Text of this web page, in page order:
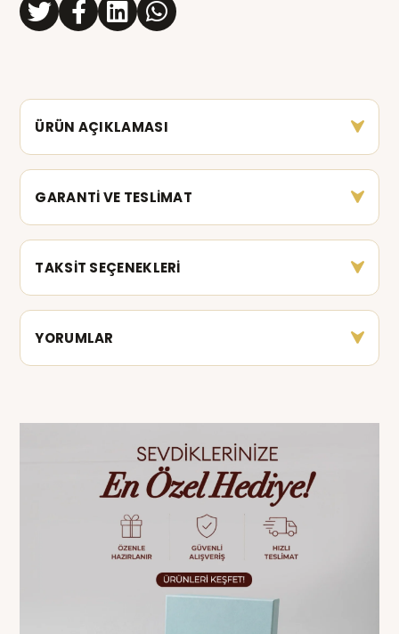
ÜRÜN AÇIKLAMASI
GARANTİ VE TESLİMAT
TAKSİT SEÇENEKLERİ
YORUMLAR